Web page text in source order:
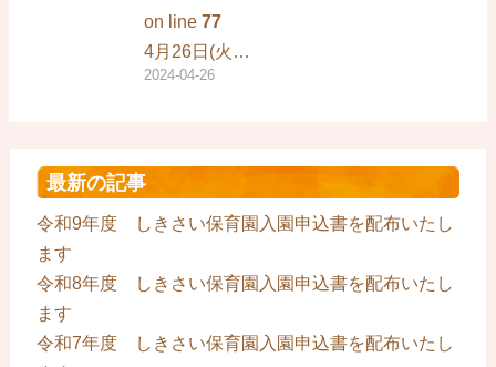
on line 77
4月26日(火…
2024-04-26
最新の記事
令和9年度 しきさい保育園入園申込書を配布いたし
ます
令和8年度 しきさい保育園入園申込書を配布いたし
ます
令和7年度 しきさい保育園入園申込書を配布いたし